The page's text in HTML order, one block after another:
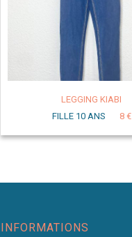
LEGGING KIABI
FILLE 10 ANS
8 €
INFORMATIONS